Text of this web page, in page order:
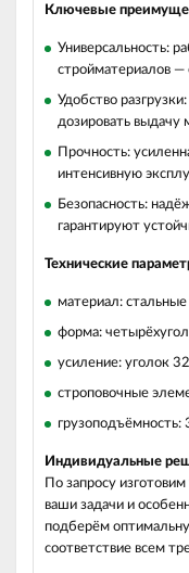
Ключевые
Универсальность:
стройматериалов —
Удобство
дозировать выдачу
Прочность:
интенсивную
Безопасность:
гарантируют
Технические
материал:
форма:
усиление: уголок
строповочные
грузоподъёмность:
Индивидуальные
По запросу
ваши задачи и
подберём
соответствие всем